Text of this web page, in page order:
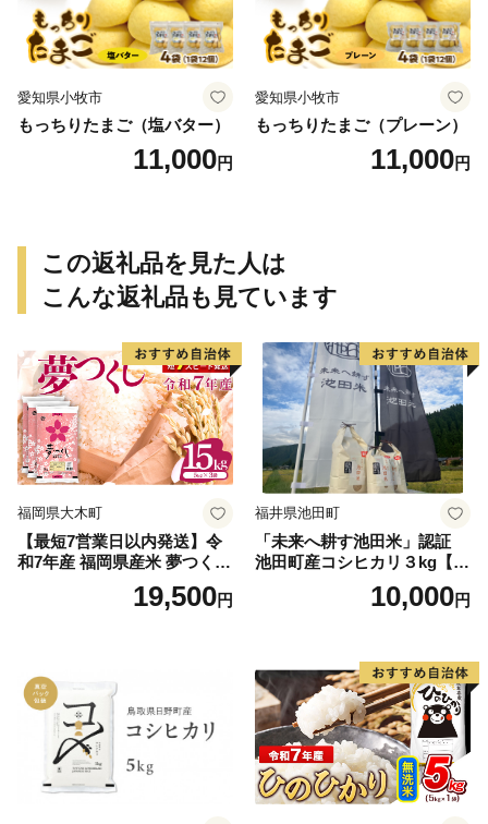
愛知県小牧市
もっちりたまご（塩バター）
11,000円
愛知県小牧市
もっちりたまご（プレーン）
11,000円
この返礼品を見た人は
こんな返礼品も見ています
福岡県大木町
【最短7営業日以内発送】令
和7年産 福岡県産米 夢つくし
15kg 精米 ※北海道・沖縄・
19,500円
福井県池田町
「未来へ耕す池田米」認証
池田町産コシヒカリ３kg【お
1人様につき３セットまで】
10,000円